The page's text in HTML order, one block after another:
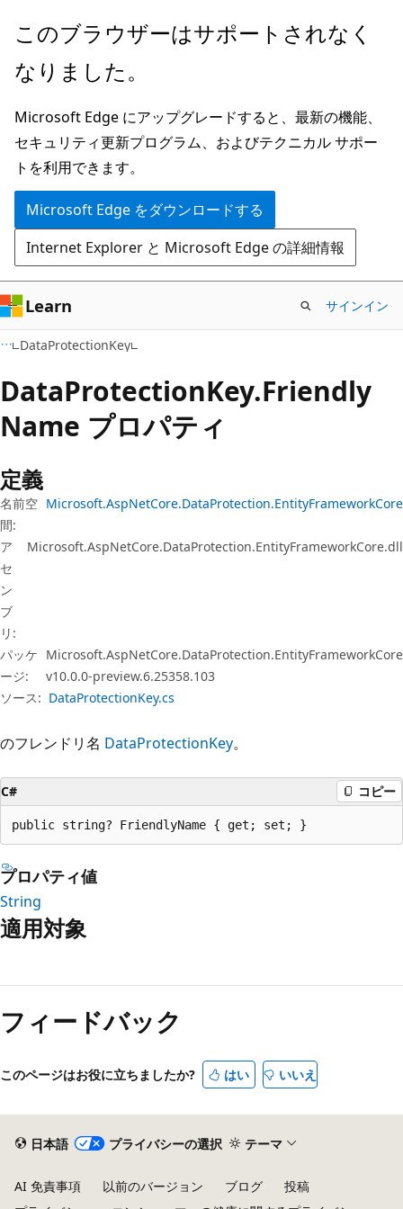
メ
ン
ン
テ
ン
ツ
に
ス
キ
ッ
プ
ペ
ジ
ナ
ビ
ゲ
ー
シ
ョ
ン
に
ス
キ
ッ
プ
このブラウザーはサポートされなく
なりました。
Microsoft Edge にアップグレードすると、最新の機能、
セキュリティ更新プログラム、およびテクニカル サポー
トを利用できます。
Microsoft Edge をダウンロードする
Internet Explorer と Microsoft Edge の詳細情報
Learn サインイン
DataProtectionKey
DataProtectionKey.Friendly
Name プロパティ
定義
名前空
間:
Microsoft.AspNetCore.DataProtection.EntityFrameworkCore
ア
セ
ン
ブ
リ:
Microsoft.AspNetCore.DataProtection.EntityFrameworkCore.dll
パッケ
ージ:
Microsoft.AspNetCore.DataProtection.EntityFrameworkCore
v10.0.0-preview.6.25358.103
ソース: DataProtectionKey.cs
のフレンドリ名 DataProtectionKey。
C# コピー
public string? FriendlyName { get; set; }
プロパティ値
String
適用対象
フィードバック
このページはお役に立ちましたか? はい いいえ
日本語 プライバシーの選択 テーマ
AI 免責事項 以前のバージョン ブログ
投稿